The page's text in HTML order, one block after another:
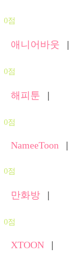
0점
애니어바웃 |
0점
해피툰 |
0점
NameeToon |
0점
만화방 |
0점
XTOON |